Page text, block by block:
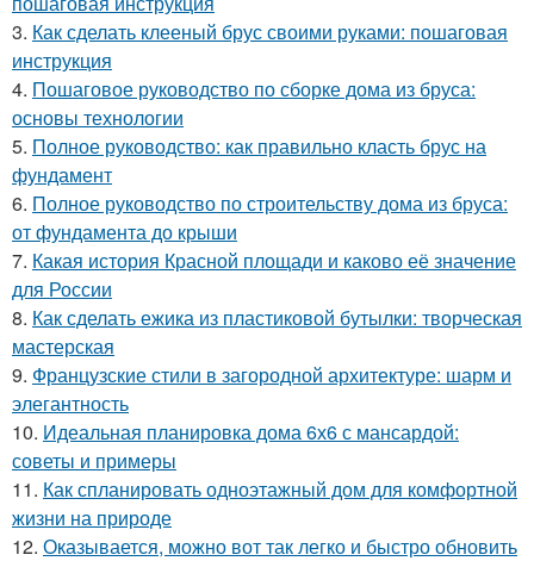
3. Как сделать клееный брус своими руками: пошаговая
инструкция
4. Пошаговое руководство по сборке дома из бруса:
основы технологии
5. Полное руководство: как правильно класть брус на
фундамент
6. Полное руководство по строительству дома из бруса:
от фундамента до крыши
7. Какая история Красной площади и каково её значение
для России
8. Как сделать ежика из пластиковой бутылки: творческая
мастерская
9. Французские стили в загородной архитектуре: шарм и
элегантность
10. Идеальная планировка дома 6х6 с мансардой:
советы и примеры
11. Как спланировать одноэтажный дом для комфортной
жизни на природе
12. Оказывается, можно вот так легко и быстро обновить